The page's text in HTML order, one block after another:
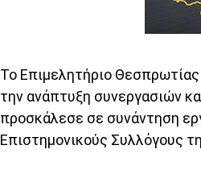
Το Επιμελητήριο
την ανάπτυξη συνεργασιών
προσκάλεσε σε συνάντηση
Επιστημονικούς Συλλόγους